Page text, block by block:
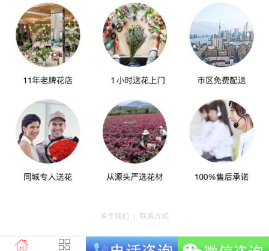
关于我们 联系方式
版权所有：荣昌区昌州街道爱神鲜花店 地址：重庆市荣昌区昌州街道迎宾大道
南段3号35幢4-20 电话：tel023-46761716